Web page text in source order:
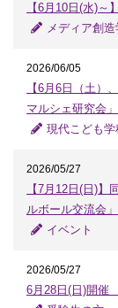
【6月10日(水)
メディア創
2026/06/05
【6月6日（土）
マルシェ研究会
現代こども学
2026/05/27
【7月12日(日)
ルボール交流会
イベント
2026/05/27
6月28日(日)開催